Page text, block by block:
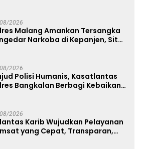
2026
Malang Amankan Tersangka
Narkoba di Kepanjen, Sita
2026
Polisi Humanis, Kasatlantas
Bangkalan Berbagi Kebaikan
2026
Karib Wujudkan Pelayanan
yang Cepat, Transparan,